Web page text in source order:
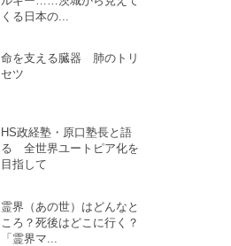
くる日本の...
命を支える臓器 肺のトリ
セツ
HS政経塾・原口塾長と語
る 全世界ユートピア化を
目指して
霊界（あの世）はどんなと
ころ？死後はどこに行く？
「霊界マ...